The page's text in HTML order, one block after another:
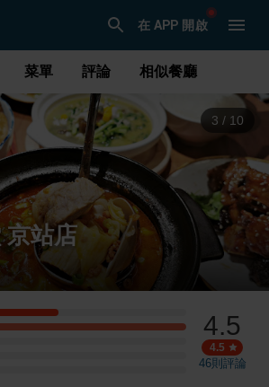
在 APP 開啟
菜單 評論 相似餐廳
3 / 10
京站店
4.5
4.5
46則評論